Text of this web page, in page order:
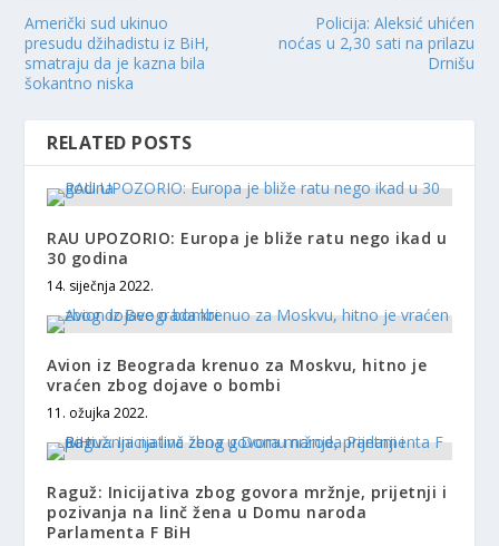
Američki sud ukinuo
presudu džihadistu iz BiH,
smatraju da je kazna bila
šokantno niska
Policija: Aleksić uhićen
noćas u 2,30 sati na prilazu
Drnišu
RELATED POSTS
RAU UPOZORIO: Europa je bliže ratu nego ikad u
30 godina
14. siječnja 2022.
Avion iz Beograda krenuo za Moskvu, hitno je
vraćen zbog dojave o bombi
11. ožujka 2022.
Raguž: Inicijativa zbog govora mržnje, prijetnji i
pozivanja na linč žena u Domu naroda
Parlamenta F BiH